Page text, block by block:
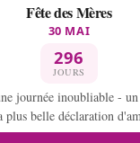
Fête des Mères
30 MAI
296
JOURS
journée inoubliable -
plus belle déclaration